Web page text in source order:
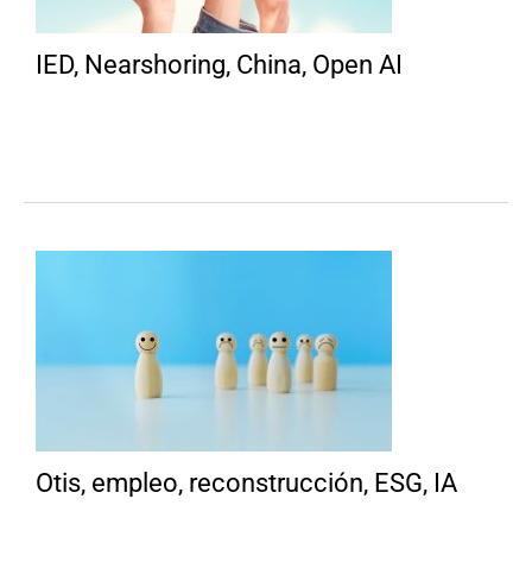
IED, Nearshoring, China, Open AI
Otis, empleo, reconstrucción, ESG, IA